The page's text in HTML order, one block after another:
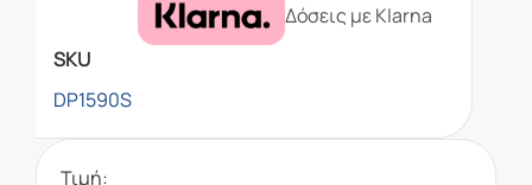
Δόσεις με Klarna
SKU
DP1590S
Τιμή: